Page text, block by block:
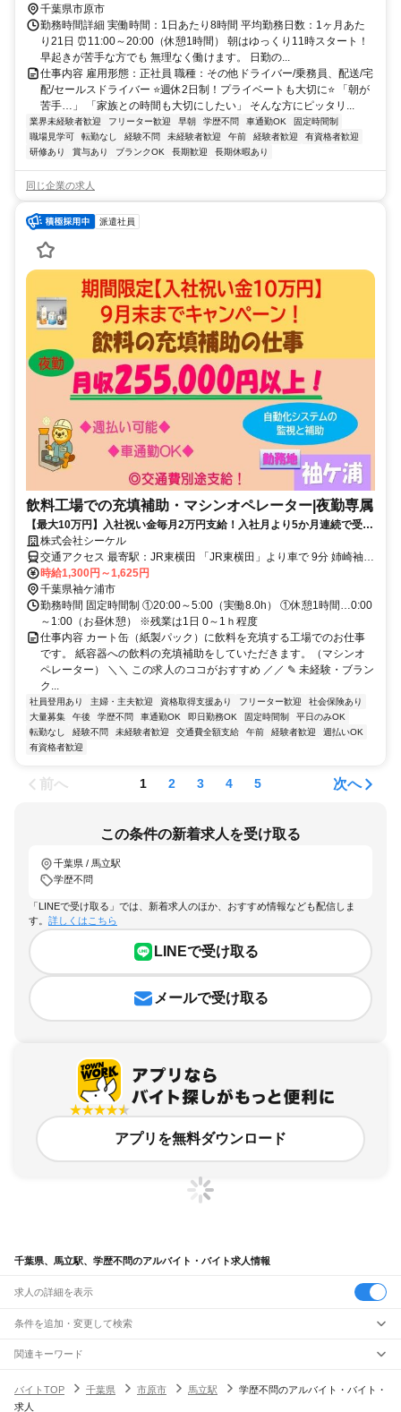
千葉県市原市
勤務時間詳細 実働時間：1日あたり8時間 平均勤務日数：1ヶ月あた
り21日 ⏰11:00～20:00（休憩1時間） 朝はゆっくり11時スタート！
早起きが苦手な方でも 無理なく働けます。 日勤の...
仕事内容 雇用形態：正社員 職種：その他ドライバー/乗務員、配送/宅
配/セールスドライバー ⭐週休2日制！プライベートも大切に⭐ 「朝が
苦手…」 「家族との時間も大切にしたい」 そんな方にピッタリ...
業界未経験者歓迎 フリーター歓迎 早朝 学歴不問 車通勤OK
固定時間制
職場見学可
転勤なし 経験不問 未経験者歓迎 午前 経験者歓迎
有資格者歓迎
研修あり
賞与あり ブランクOK 長期歓迎 長期休暇あり
同じ企業の求人
派遣社員
飲料工場での充填補助・マシンオペレーター|夜勤専属
【最大10万円】入社祝い金毎月2万円支給！入社月より5か月連続で受け
取れます！ プライベート重視ー残業少なめ、月収25万以上可能！
株式会社シーケル
交通アクセス 最寄駅：JR東横田 「JR東横田」より車で 9分 姉崎袖ヶ
浦ICより車で 8分 車通勤可能エリア（４５分圏内） 袖ケ浦市、市原
市、木更津市、君津市、千葉市緑区、茂原市、長南町からも通勤可能
です。
時給1,300円～1,625円
千葉県袖ケ浦市
勤務時間 固定時間制 ①20:00～5:00（実働8.0h） ①休憩1時間…0:00
～1:00（お昼休憩） ※残業は1日 0～1ｈ程度
仕事内容 カート缶（紙製パック）に飲料を充填する工場でのお仕事
です。 紙容器への飲料の充填補助をしていただきます。（マシンオ
ペレーター） ＼＼ この求人のココがおすすめ ／／ ✎ 未経験・ブラン
ク...
社員登用あり 主婦・主夫歓迎 資格取得支援あり フリーター歓迎
社会保険あり
大量募集
午後 学歴不問 車通勤OK 即日勤務OK 固定時間制
平日のみOK
転勤なし
経験不問 未経験者歓迎 交通費全額支給 午前 経験者歓迎
週払いOK
有資格者歓迎
前へ 1 2 3 4 5 次へ
この条件の新着求人を受け取る
千葉県 / 馬立駅
学歴不問
「LINEで受け取る」では、新着求人のほか、おすすめ情報なども配信しま
す。 詳しくはこちら
LINEで受け取る
メールで受け取る
アプリを無料ダウンロード
千葉県、馬立駅、学歴不問のアルバイト・バイト求人情報
求人の詳細を表示
条件を追加・変更して検索
市区町村を追加・変更
千葉県すべて
駅を追加・変更
関連キーワード
バイトTOP
千葉県 市原市 馬立駅
学歴不問のアルバイト・バイト・
求人